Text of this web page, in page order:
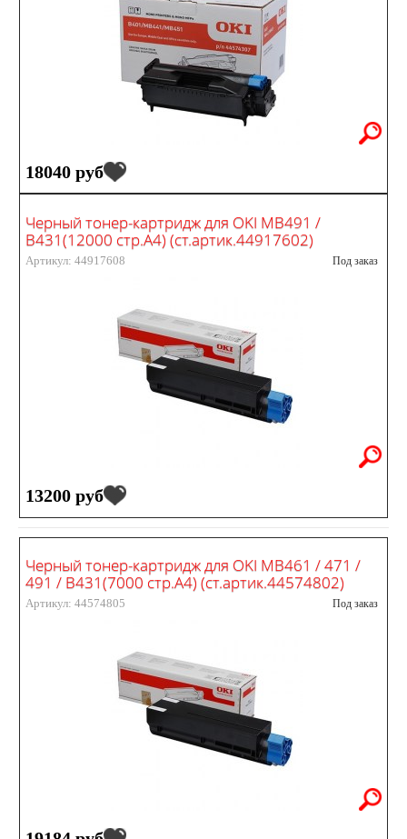
18040 руб
Черный тонер-картридж для OKI MB491 /
B431(12000 стр.А4) (ст.артик.44917602)
Артикул: 44917608 Под заказ
13200 руб
Черный тонер-картридж для OKI MB461 / 471 /
491 / B431(7000 стр.А4) (ст.артик.44574802)
Артикул: 44574805 Под заказ